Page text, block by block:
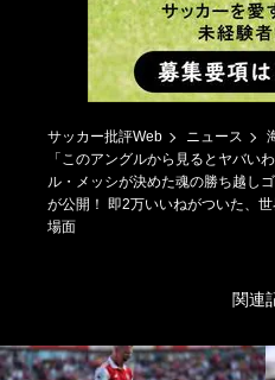
サッカー批評Web ニュース
「このアングルから見るとヤバい
ル・メッシが決めた魂の勝ち越し
が公開！ 即2万いいねがついた、
場面
関連